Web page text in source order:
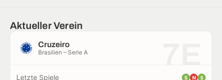
Aktueller Verein
Cruzeiro
Brasilien – Serie A
Letzte Spiele S N S